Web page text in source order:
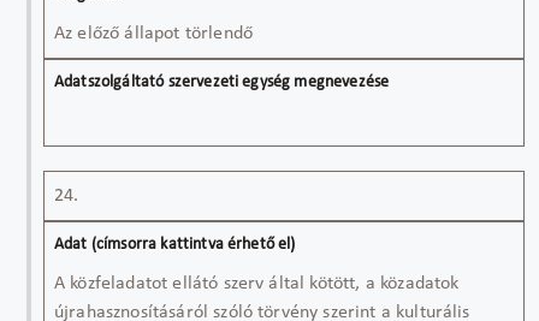
Az előző állapot törlendő
24.
A közfeladatot ellátó szerv által kötött, a közadatok
újrahasznosításáról szóló törvény szerint a kulturális